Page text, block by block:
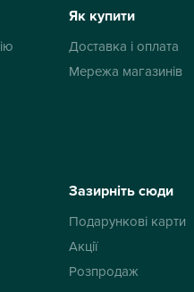
Як купити
Доставка і оплата
Мережа магазинів
Зазирніть сюди
Подарункові карти
Акції
Розпродаж